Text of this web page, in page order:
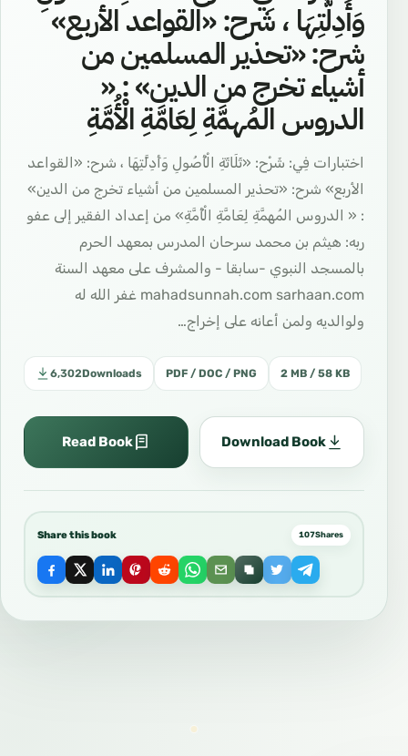
وَأَدِلَّتِهَا ، شرح: «القواعد الأربع»
شرح: «تحذير المسلمين من
أشياء تخرج من الدين» : «
الدروس المُهمَّةِ لِعَامَّةِ الْأُمَّةِ
اختبارات فِي: شَرْح: «ثَلَاثَةِ الْأُصُولِ وَأَدِلَّتِهَا ، شرح: «القواعد
الأربع» شرح: «تحذير المسلمين من أشياء تخرج من الدين»
: « الدروس المُهمَّةِ لِعَامَّةِ الْأُمَّةِ» من إعداد الفقير إلى عفو
ربه: هيثم بن محمد سرحان المدرس بمعهد الحرم
بالمسجد النبوي -سابقا - والمشرف على معهد السنة
mahadsunnah.com sarhaan.com غفر الله له
ولوالديه ولمن أعانه على إخراج…
6,302Downloads PDF / DOC / PNG 2 MB / 58 KB
Read Book Download Book
Share this book 107Shares